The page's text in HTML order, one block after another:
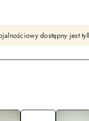
dostępny jest